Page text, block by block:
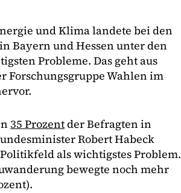
und Klima landete bei den
Bayern und Hessen unter den
Probleme. Das geht aus
Forschungsgruppe Wahlen im
35 Prozentder Befragten in
Robert Habeck
als wichtigstes Problem.
bewegte noch mehr